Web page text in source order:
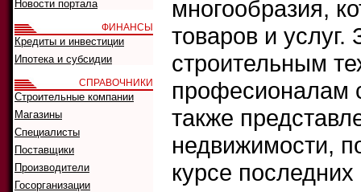
многообразия,
товаров и
строительным
професионалам
также
недвижимости,
курсе
Новости портала
ФИНАНСЫ
Кредиты и инвестиции
Ипотека и субсидии
СПРАВОЧНИКИ
Строительные компании
Магазины
Специалисты
Поставщики
Производители
Госорганизации